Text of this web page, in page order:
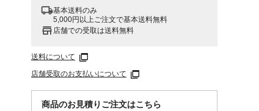
基本送料のみ
5,000円以上ご注文で基本送料無料
店舗での受取は送料無料
送料について
店舗受取のお支払いについて
商品のお見積りご注文はこちら